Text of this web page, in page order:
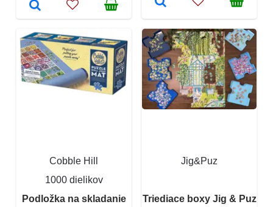
Cobble Hill
1000 dielikov
Podložka na skladanie
Jig&Puz
Triediace boxy Jig & Puz